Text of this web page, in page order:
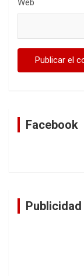
Web
Facebook
Publicidad